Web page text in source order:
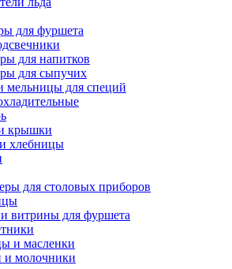
для фуршета
для напитков
для сыпучих
мельницы для специй
крышки
хлебницы
для столовых приборов
витрины для фуршета
и масленки
и молочники